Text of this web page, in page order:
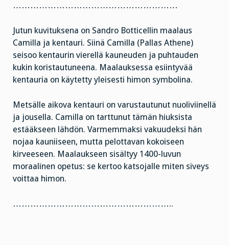
…………………………………………………
Jutun kuvituksena on Sandro Botticellin maalaus
Camilla ja kentauri. Siinä Camilla (Pallas Athene)
seisoo kentaurin vierellä kauneuden ja puhtauden
kukin koristautuneena. Maalauksessa esiintyvää
kentauria on käytetty yleisesti himon symbolina.
Metsälle aikova kentauri on varustautunut nuoliviinellä
ja jousella. Camilla on tarttunut tämän hiuksista
estääkseen lähdön. Varmemmaksi vakuudeksi hän
nojaa kauniiseen, mutta pelottavan kokoiseen
kirveeseen. Maalaukseen sisältyy 1400-luvun
moraalinen opetus: se kertoo katsojalle miten siveys
voittaa himon.
………………………………………………..